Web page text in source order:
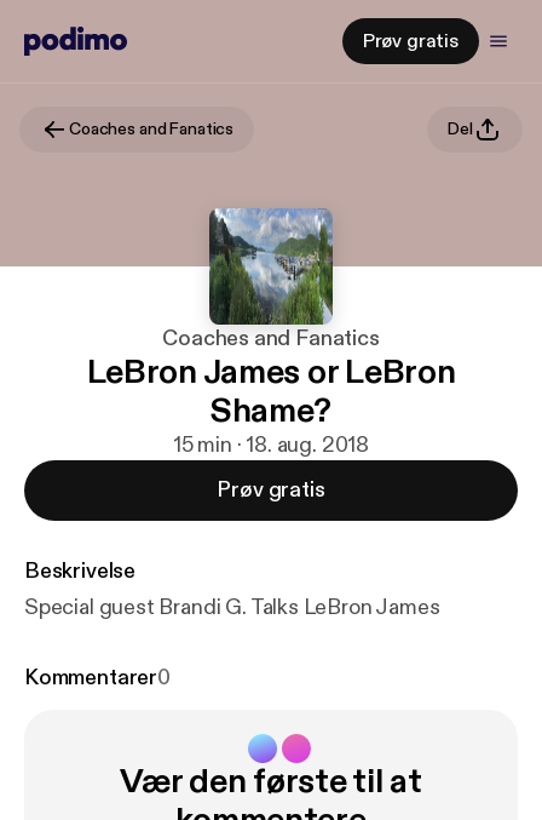
Prøv gratis
Coaches and Fanatics Del
Coaches and Fanatics
LeBron James or LeBron
Shame?
15 min · 18. aug. 2018
Prøv gratis
Beskrivelse
Special guest Brandi G. Talks LeBron James
Kommentarer0
Vær den første til at